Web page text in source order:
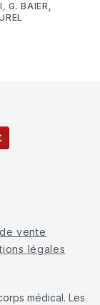
,G. BAIER,
vente
légales
médical. Les